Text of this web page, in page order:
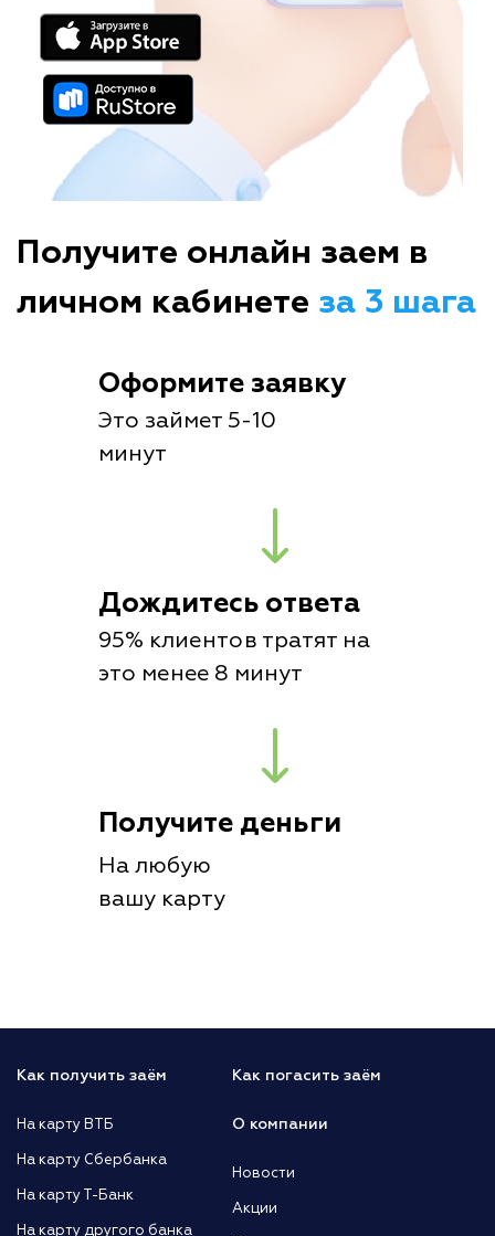
Получите онлайн заем в
личном кабинете за 3 шага
Оформите заявку
Это займет 5-10
минут
Дождитесь ответа
95% клиентов тратят на
это менее 8 минут
Получите деньги
На любую
вашу карту
Как получить заём
На карту ВТБ
На карту Сбербанка
На карту Т-Банк
На карту другого банка
Как погасить заём
О компании
Новости
Акции